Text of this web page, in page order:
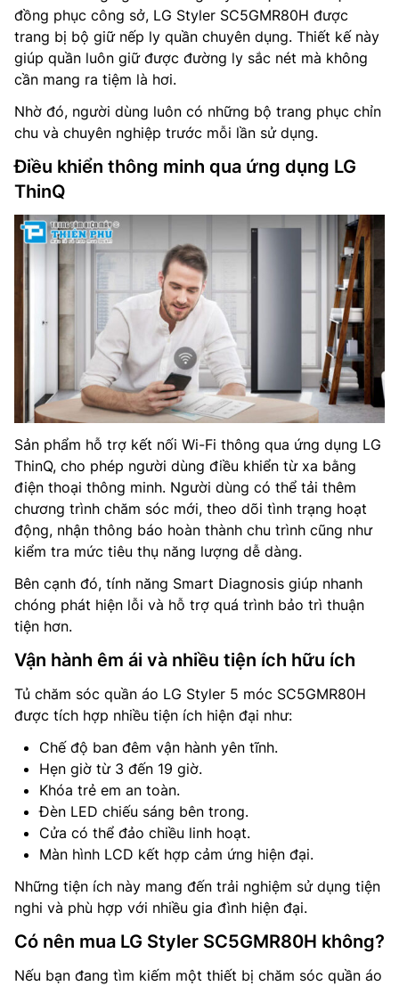
đồng phục công sở, LG Styler SC5GMR80H được
trang bị bộ giữ nếp ly quần chuyên dụng. Thiết kế này
giúp quần luôn giữ được đường ly sắc nét mà không
cần mang ra tiệm là hơi.
Nhờ đó, người dùng luôn có những bộ trang phục chỉn
chu và chuyên nghiệp trước mỗi lần sử dụng.
Điều khiển thông minh qua ứng dụng LG
ThinQ
Sản phẩm hỗ trợ kết nối Wi-Fi thông qua ứng dụng LG
ThinQ, cho phép người dùng điều khiển từ xa bằng
điện thoại thông minh. Người dùng có thể tải thêm
chương trình chăm sóc mới, theo dõi tình trạng hoạt
động, nhận thông báo hoàn thành chu trình cũng như
kiểm tra mức tiêu thụ năng lượng dễ dàng.
Bên cạnh đó, tính năng Smart Diagnosis giúp nhanh
chóng phát hiện lỗi và hỗ trợ quá trình bảo trì thuận
tiện hơn.
Vận hành êm ái và nhiều tiện ích hữu ích
Tủ chăm sóc quần áo LG Styler 5 móc SC5GMR80H
được tích hợp nhiều tiện ích hiện đại như:
Chế độ ban đêm vận hành yên tĩnh.
Hẹn giờ từ 3 đến 19 giờ.
Khóa trẻ em an toàn.
Đèn LED chiếu sáng bên trong.
Cửa có thể đảo chiều linh hoạt.
Màn hình LCD kết hợp cảm ứng hiện đại.
Những tiện ích này mang đến trải nghiệm sử dụng tiện
nghi và phù hợp với nhiều gia đình hiện đại.
Có nên mua LG Styler SC5GMR80H không?
Nếu bạn đang tìm kiếm một thiết bị chăm sóc quần áo